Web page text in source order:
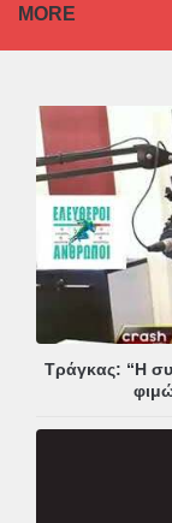
MORE
Τράγκας: “Η